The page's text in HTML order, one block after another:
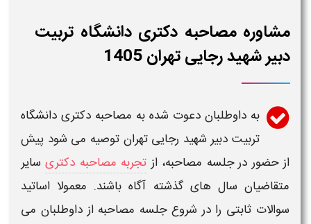
مشاوره مصاحبه دکتری دانشگاه تربیت
دبیر شهید رجایی تهران 1405
به داوطلبان دعوت شده به مصاحبه دکتری دانشگاه
تربیت دبیر شهید رجایی تهرانتوصیه می شود پیش
از حضور در جلسه مصاحبه، از تجربه مصاحبه دکتریسایر
متقاضیان سال های گذشته آگاه باشند. معمولا اساتید
سوالات ثابتی را در شروع جلسه مصاحبهاز داوطلبان می